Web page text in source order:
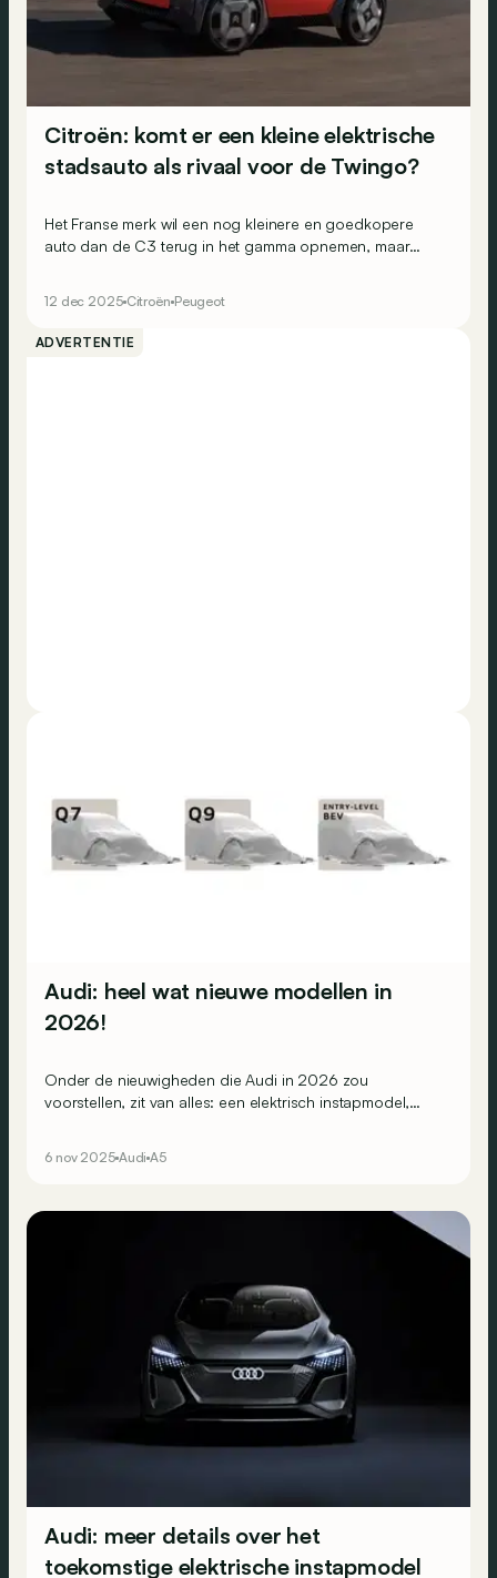
Citroën: komt er een kleine elektrische
stadsauto als rivaal voor de Twingo?
Het Franse merk wil een nog kleinere en goedkopere
auto dan de C3 terug in het gamma opnemen, maar
12 dec 2025 Citroën Peugeot
ADVERTENTIE
Audi: heel wat nieuwe modellen in
2026!
Onder de nieuwigheden die Audi in 2026 zou
voorstellen, zit van alles: een elektrisch instapmodel,
6 nov 2025 Audi A5
Audi: meer details over het
toekomstige elektrische instapmodel